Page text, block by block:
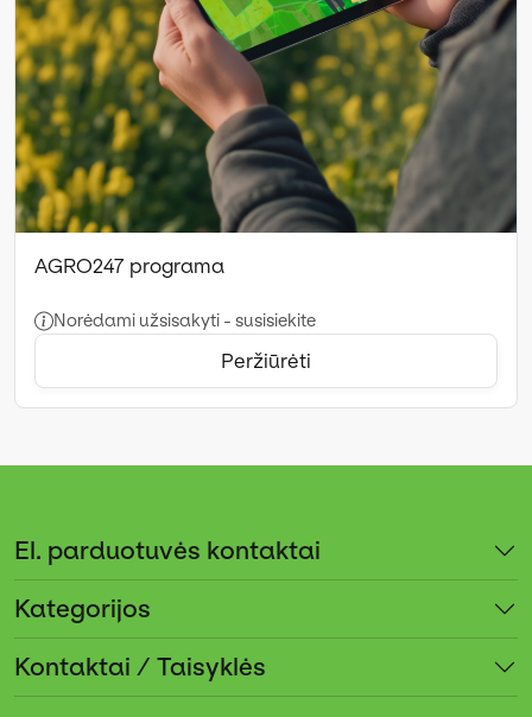
AGRO247 programa
Norėdami užsisakyti - susisiekite
Peržiūrėti
El. parduotuvės kontaktai
Kategorijos
Kontaktai / Taisyklės